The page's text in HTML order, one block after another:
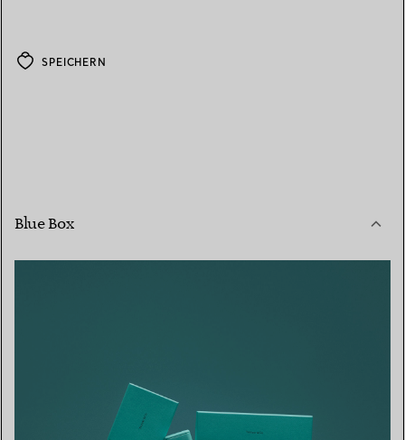
SPEICHERN
Blue Box